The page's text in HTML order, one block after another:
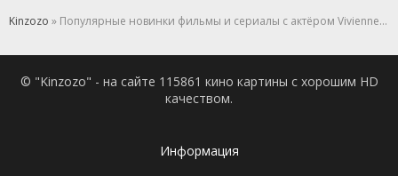
Kinzozo » Популярные новинки фильмы и сериалы с актёром Vivienne Rojinski
© "Kinzozo" - на сайте 115861 кино картины с хорошим HD
качеством.
Информация